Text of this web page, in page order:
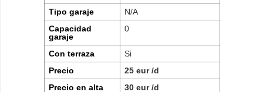
Tipo garaje
N/A
Capacidad
garaje
0
Con terraza
Si
Precio
25 eur /d
Precio en alta
30 eur /d